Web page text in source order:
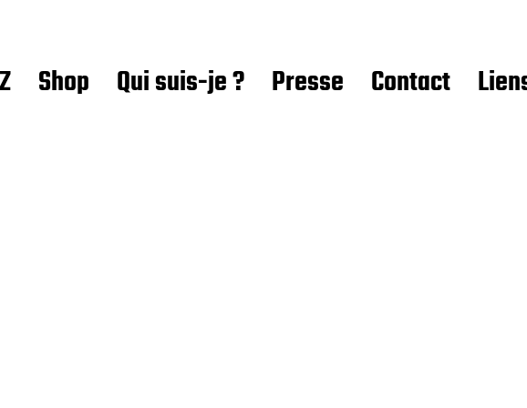
Shop Qui suis-je ? Presse Contact